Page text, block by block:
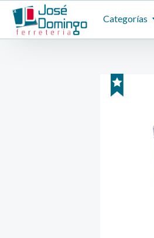
contenido
Categorías